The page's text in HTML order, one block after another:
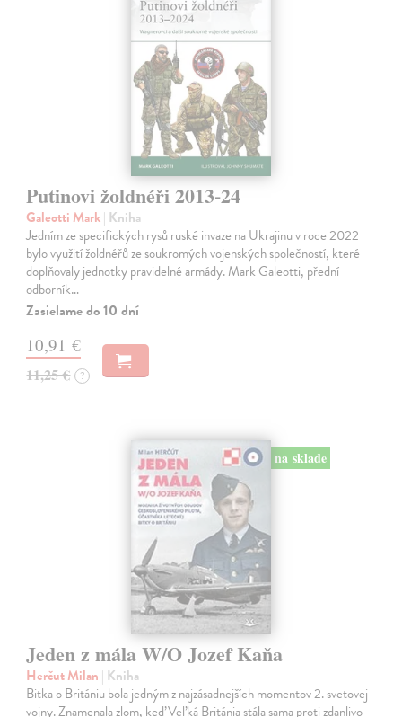
Putinovi žoldnéři 2013-24
Galeotti Mark| Kniha
Jedním ze specifických rysů ruské invaze na Ukrajinu v roce 2022
bylo využití žoldnéřů ze soukromých vojenských společností, které
doplňovaly jednotky pravidelné armády. Mark Galeotti, přední
odborník…
Zasielame do 10 dní
10,91 €
11,25 € ?
na sklade
Jeden z mála W/O Jozef Kaňa
Herčut Milan | Kniha
Bitka o Britániu bola jedným z najzásadnejších momentov 2. svetovej
vojny. Znamenala zlom, keď Veľká Británia stála sama proti zdanlivo